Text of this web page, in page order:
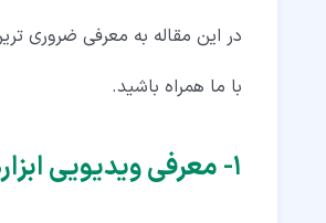
۸‏- گیره
در این مقاله به معرفی ضروری
با ما همراه باشید.
۱‏- معرفی ویدیویی ابزارهای مهم کارگاهی